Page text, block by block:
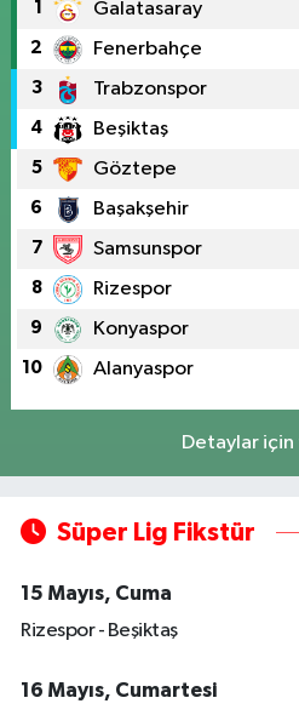
1 Galatasaray
2 Fenerbahçe
3 Trabzonspor
4 Beşiktaş
5 Göztepe
6 Başakşehir
7 Samsunspor
8 Rizespor
9 Konyaspor
10 Alanyaspor
Detaylar için
Süper Lig Fikstür
15 Mayıs, Cuma
Rizespor - Beşiktaş
16 Mayıs, Cumartesi